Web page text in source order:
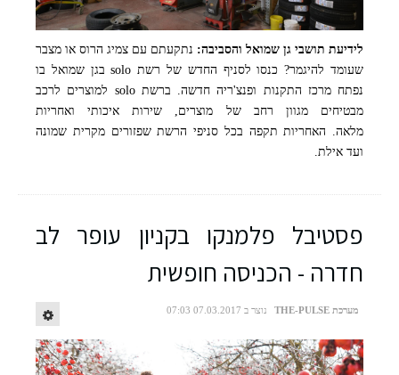
צילום יח"צ
לידיעת תושבי גן שמואל והסביבה: נתקעתם עם צמיג הרוס או מצבר
שעומד להיגמר? כנסו לסניף החדש של רשת solo בגן שמואל בו
נפתח מרכז התקנות ופנצ'ריה חדשה. ברשת solo למוצרים לרכב
מבטיחים מגוון רחב של מוצרים, שירות איכותי ואחריות
מלאה. האחריות תקפה בכל סניפי הרשת שפזורים מקרית שמונה
ועד אילת.
פסטיבל פלמנקו בקניון עופר לב
חדרה - הכניסה חופשית
מערכת THE-PULSE נוצר ב 07.03.2017 07:03